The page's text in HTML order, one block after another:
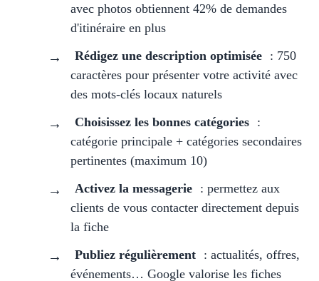
avec photos obtiennent 42% de demandes
d'itinéraire en plus
Rédigez une description optimisée : 750
caractères pour présenter votre activité avec
des mots-clés locaux naturels
Choisissez les bonnes catégories :
catégorie principale + catégories secondaires
pertinentes (maximum 10)
Activez la messagerie : permettez aux
clients de vous contacter directement depuis
la fiche
Publiez régulièrement : actualités, offres,
événements… Google valorise les fiches